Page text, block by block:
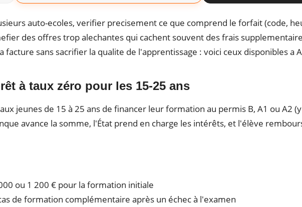
auto-ecoles, verifier precisement ce que comprend le forfait (code,
des offres trop alechantes qui cachent souvent des frais
sans sacrifier la qualite de l'apprentissage : voici ceux disponibles a
à taux zéro pour les 15-25 ans
jeunes de 15 à 25 ans de financer leur formation au permis B, A1 ou A2
avance la somme, l'État prend en charge les intérêts, et l'élève
ou 1 200 € pour la formation initiale
de formation complémentaire après un échec à l'examen